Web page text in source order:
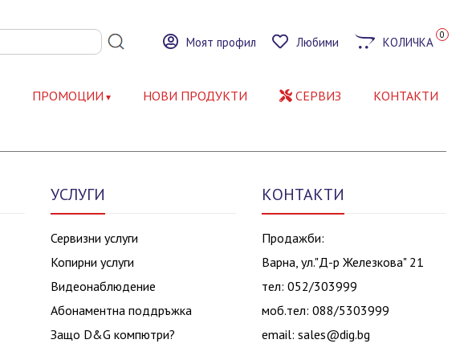
Моят профил Любими КОЛИЧКА 0
ПРОМОЦИИ НОВИ ПРОДУКТИ СЕРВИЗ КОНТАКТИ
УСЛУГИ
Сервизни услуги
Копирни услуги
Видеонаблюдение
Абонаментна поддръжка
Защо D&G компютри?
КОНТАКТИ
Продажби:
Варна, ул."Д-р Железкова" 21
тел: 052/303999
моб.тел: 088/5303999
email: sales@dig.bg